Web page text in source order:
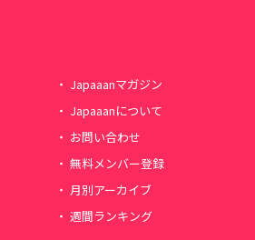
Japaaanマガジン
Japaaanについて
お問い合わせ
無料メンバー登録
月別アーカイブ
週間ランキング